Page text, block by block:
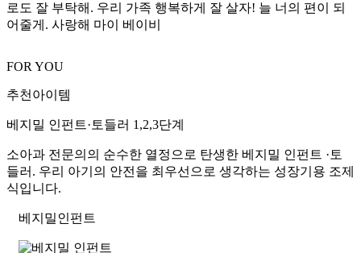
로도 잘 부탁해. 우리 가족 행복하게 잘 살자! 늘 너의 편이 되
어줄게. 사랑해 마이 베이비
FOR YOU
추천아이템
베지밀 인펀트·토들러 1,2,3단계
소아과 전문의의 순수한 열정으로 탄생한 베지밀 인펀트 ·토
들러. 우리 아기의 안전을 최우선으로 생각하는 성장기용 조제
식입니다.
베지밀인펀트